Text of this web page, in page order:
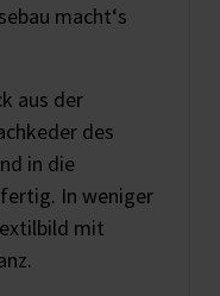
macht‘s
aus der
des
in die
In weniger
mit